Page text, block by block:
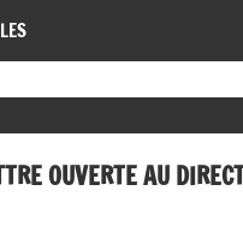
OUVERTE AU